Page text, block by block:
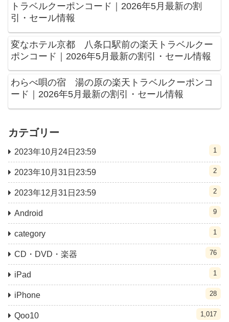
トラベルクーポンコード｜2026年5月最新の割
引・セール情報
変なホテル京都 八条口駅前の楽天トラベルクー
ポンコード｜2026年5月最新の割引・セール情報
わらべ唄の宿 湯の原の楽天トラベルクーポンコ
ード｜2026年5月最新の割引・セール情報
カテゴリー
2023年10月24日23:59 1
2023年10月31日23:59 2
2023年12月31日23:59 2
Android 9
category 1
CD・DVD・楽器 76
iPad 1
iPhone 28
Qoo10 1,017